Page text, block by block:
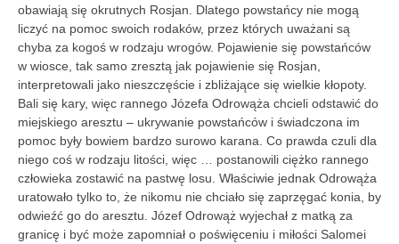
obawiają się okrutnych Rosjan. Dlatego powstańcy nie mogą
liczyć na pomoc swoich rodaków, przez których uważani są
chyba za kogoś w rodzaju wrogów. Pojawienie się powstańców
w wiosce, tak samo zresztą jak pojawienie się Rosjan,
interpretowali jako nieszczęście i zbliżające się wielkie kłopoty.
Bali się kary, więc rannego Józefa Odrowąża chcieli odstawić do
miejskiego aresztu – ukrywanie powstańców i świadczona im
pomoc były bowiem bardzo surowo karana. Co prawda czuli dla
niego coś w rodzaju litości, więc … postanowili ciężko rannego
człowieka zostawić na pastwę losu. Właściwie jednak Odrowąża
uratowało tylko to, że nikomu nie chciało się zaprzęgać konia, by
odwieźć go do aresztu. Józef Odrowąż wyjechał z matką za
granicę i być może zapomniał o poświęceniu i miłości Salomei